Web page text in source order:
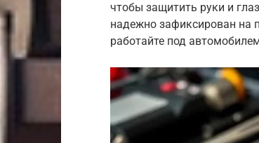
чтобы защитить руки и
надежно зафиксирован на
работайте под